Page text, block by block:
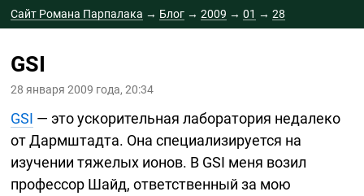
Сайт Романа Парпалака → Блог →2009 →01 →28
GSI
28 января 2009 года, 20:34
GSI — это ускорительная лаборатория недалеко
от Дармштадта. Она специализируется на
изучении тяжелых ионов. В GSI меня возил
профессор Шайд, ответственный за мою